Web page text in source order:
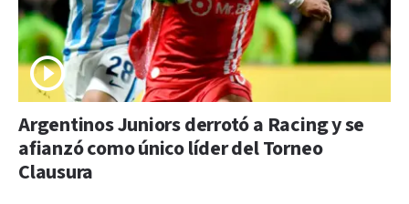
Argentinos Juniors derrotó a Racing y se
afianzó como único líder del Torneo
Clausura